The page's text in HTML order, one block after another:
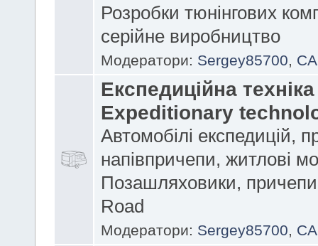
Розробки тюнінгових
серійне виробництво
Модератори: Sergey85700,
Експедиційна
Expeditionary
Автомобілі експедицій,
напівпричепи, житлові
Позашляховики,
Road
Модератори: Sergey85700,